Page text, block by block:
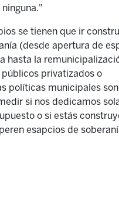
se tienen que ir
(desde apertura de
hasta la
privatizados o
políticas municipales
si nos dedicamos
o si estás
esapcios de